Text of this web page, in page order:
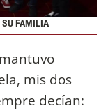
SU FAMILIA
mis dos
decían: